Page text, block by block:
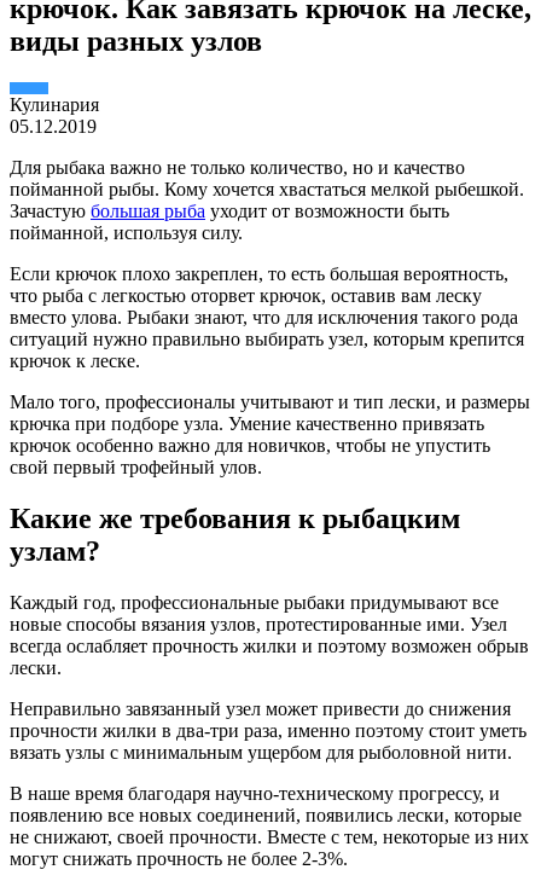
крючок. Как завязать крючок на леске,
виды разных узлов
Кулинария
05.12.2019
Для рыбака важно не только количество, но и качество
пойманной рыбы. Кому хочется хвастаться мелкой рыбешкой.
Зачастую большая рыба уходит от возможности быть
пойманной, используя силу.
Если крючок плохо закреплен, то есть большая вероятность,
что рыба с легкостью оторвет крючок, оставив вам леску
вместо улова. Рыбаки знают, что для исключения такого рода
ситуаций нужно правильно выбирать узел, которым крепится
крючок к леске.
Мало того, профессионалы учитывают и тип лески, и размеры
крючка при подборе узла. Умение качественно привязать
крючок особенно важно для новичков, чтобы не упустить
свой первый трофейный улов.
Какие же требования к рыбацким
узлам?
Каждый год, профессиональные рыбаки придумывают все
новые способы вязания узлов, протестированные ими. Узел
всегда ослабляет прочность жилки и поэтому возможен обрыв
лески.
Неправильно завязанный узел может привести до снижения
прочности жилки в два-три раза, именно поэтому стоит уметь
вязать узлы с минимальным ущербом для рыболовной нити.
В наше время благодаря научно-техническому прогрессу, и
появлению все новых соединений, появились лески, которые
не снижают, своей прочности. Вместе с тем, некоторые из них
могут снижать прочность не более 2-3%.